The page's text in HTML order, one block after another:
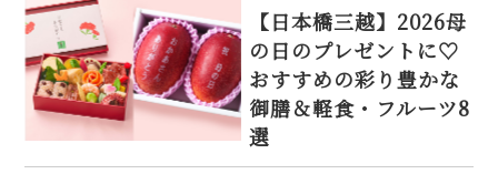
【日本橋三越】2026母
の日のプレゼントに♡
おすすめの彩り豊かな
御膳＆軽食・フルーツ8
選